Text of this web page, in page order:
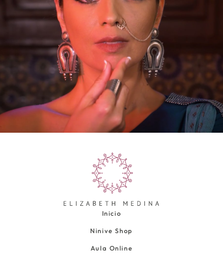
Inicio
Ninive Shop
Aula Online